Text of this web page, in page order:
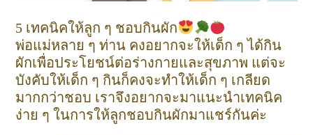
5 เทคนิคให้ลูก ๆ ชอบกินผัก
พ่อแม่หลาย ๆ ท่าน คงอยากจะให้เด็ก ๆ ได้กิน
ผักเพื่อประโยชน์ต่อร่างกายและสุขภาพ แต่จะ
บังคับให้เด็ก ๆ กินก็คงจะทำให้เด็ก ๆ เกลียด
มากกว่าชอบ เราจึงอยากจะมาแนะนำเทคนิค
ง่าย ๆ ในการให้ลูกชอบกินผักมาแชร์กันค่ะ